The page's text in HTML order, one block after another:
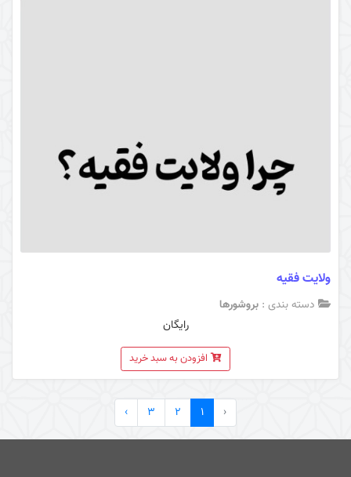
ولایت فقیه
دسته بندی : بروشورها
رایگان
افزودن به سبد خرید
‹
1
2
3
›